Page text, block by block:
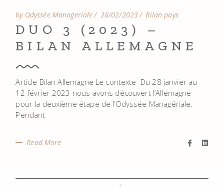
by Odyssée.Manageriale 28/02/2023 Bilan pays
DUO 3 (2023) –
BILAN ALLEMAGNE
Article Bilan Allemagne Le contexte Du 28 janvier au
12 février 2023 nous avons découvert l’Allemagne
pour la deuxième étape de l’Odyssée Managériale.
Pendant
Read More